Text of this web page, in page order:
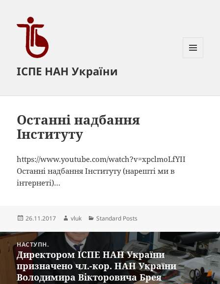
ІСПЕ НАН України
Останні надбання
Інституту
https://www.youtube.com/watch?v=xpclmoLfYII
Останні надбання Інституту (нарешті ми в
інтернеті)…
Опубліковано
26.11.2017 Автор
vluk Категорії
Standard Posts
Навігація
записівНАСТУПН.
Наступний
запис:
Директором ІСПЕ НАН України
призначено чл.-кор. НАН України
Володимира Вікторовича Брея